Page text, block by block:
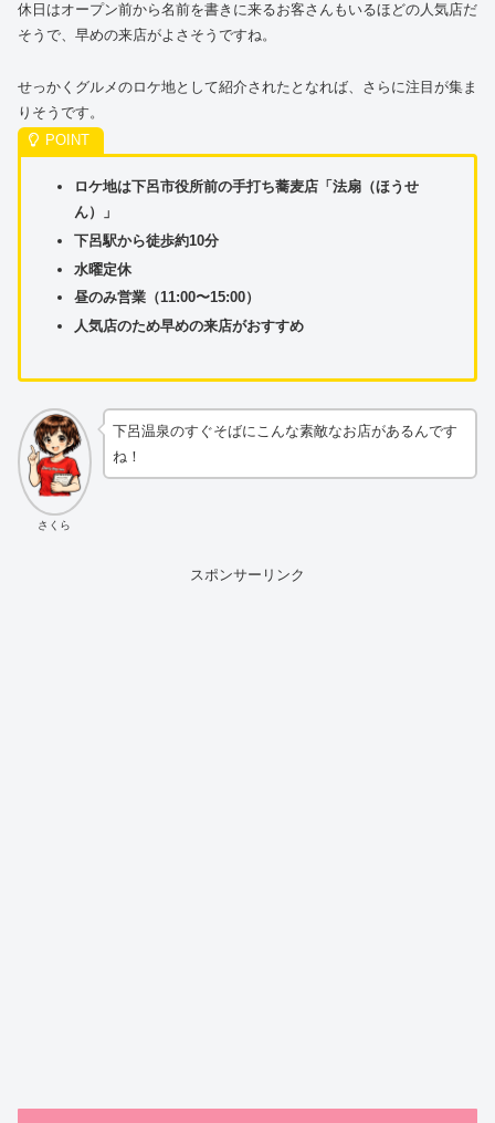
休日はオープン前から名前を書きに来るお客さんもいるほどの人気店だ
そうで、早めの来店がよさそうですね。
せっかくグルメのロケ地として紹介されたとなれば、さらに注目が集ま
りそうです。
ロケ地は下呂市役所前の手打ち蕎麦店「法扇（ほうせ
ん）」
下呂駅から徒歩約10分
水曜定休
昼のみ営業（11:00〜15:00）
人気店のため早めの来店がおすすめ
さくら
下呂温泉のすぐそばにこんな素敵なお店があるんです
ね！
スポンサーリンク